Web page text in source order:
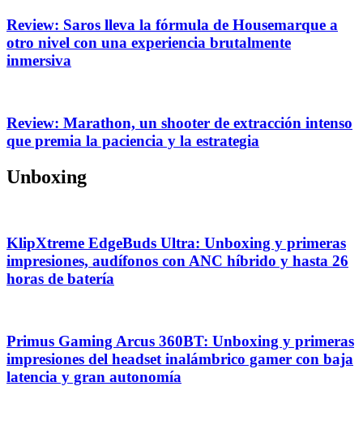
Review: Saros lleva la fórmula de Housemarque a
otro nivel con una experiencia brutalmente
inmersiva
Review: Marathon, un shooter de extracción intenso
que premia la paciencia y la estrategia
Unboxing
KlipXtreme EdgeBuds Ultra: Unboxing y primeras
impresiones, audífonos con ANC híbrido y hasta 26
horas de batería
Primus Gaming Arcus 360BT: Unboxing y primeras
impresiones del headset inalámbrico gamer con baja
latencia y gran autonomía